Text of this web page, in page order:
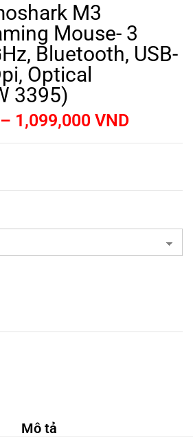
M3
Mouse- 3
Bluetooth, USB-
Optical
3395)
– 1,099,000 VND
Mô tả